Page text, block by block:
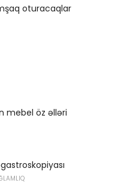
oturacaqlar
mebel öz əlləri